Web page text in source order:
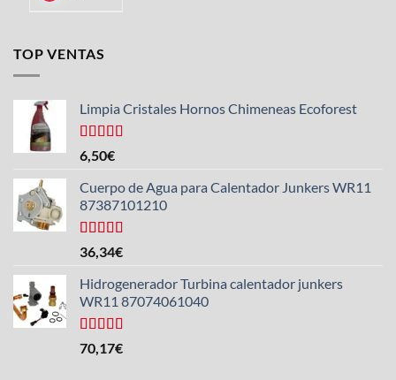
TOP VENTAS
Limpia Cristales Hornos Chimeneas Ecoforest
Valorado
con
de 5
6,50€
Cuerpo de Agua para Calentador Junkers WR11
87387101210
Valorado
con
de 5
36,34€
Hidrogenerador Turbina calentador junkers
WR11 87074061040
Valorado
con
70,17€